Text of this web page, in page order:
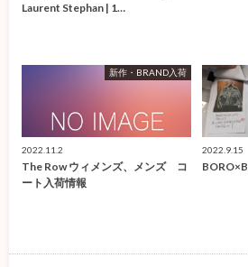
Laurent Stephan | 1…
新作・BRAND入荷
2022.11.2
The Row ウィメンズ、メンズ コ
ート入荷情報
2022.9.15